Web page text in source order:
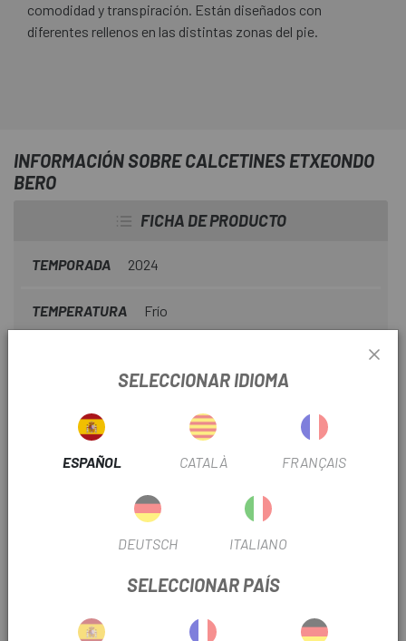
comodidad y transpiración. Están diseñados con
diferentes rellenos en las distintas zonas del pie.
INFORMACIÓN SOBRE CALCETINES ETXEONDO
BERO
FICHA DE PRODUCTO
TEMPORADA 2024
TEMPERATURA Frío
INFORMACIÓN DEL PRODUCTO
. Tejido Thermosystem Termika
. Tejido ligero, suave y elástico
. Sin costuras interiores
. Composición: 65% Thermolite 9% Lycra 18% Polyamide
SELECCIONAR IDIOMA
ESPAÑOL CATALÀ FRANÇAIS
DEUTSCH ITALIANO
SELECCIONAR PAÍS